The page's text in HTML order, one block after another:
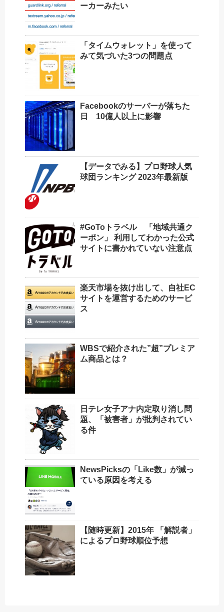
ーカーみたい
「タイムウォレット」を使って
みて気づいた3つの問題点
Facebookのサーバーが落ちた
日 10億人以上に影響
【データでみる】プロ野球人気
球団ランキング 2023年最新版
#GoToトラベル 「地域共通ク
ーポン」 利用してわかった公式
サイトに書かれていない注意点
楽天市場を抜け出して、自社EC
サイトを運営するためのサービ
ス
WBSで紹介された”超”プレミア
ム商品とは？
日テレ女子アナ内定取り消し問
題、「被害者」が批判されてい
る件
NewsPicksの「Like数」が減っ
ている原因を考える
【随時更新】2015年 「解説者」
によるプロ野球順位予想